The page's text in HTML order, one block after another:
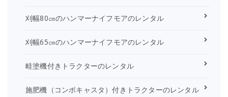
刈幅80㎝のハンマーナイフモアのレンタル
刈幅65㎝のハンマーナイフモアのレンタル
畦塗機付きトラクターのレンタル
施肥機（コンポキャスタ）付きトラクターのレンタル